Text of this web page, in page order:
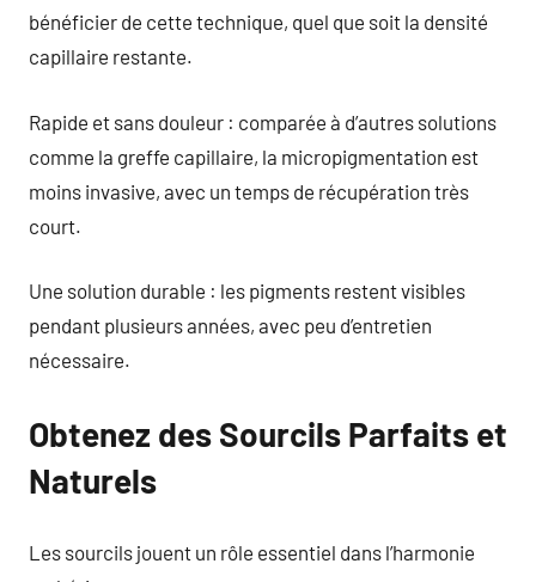
bénéficier de cette technique, quel que soit la densité
capillaire restante.
Rapide et sans douleur : comparée à d’autres solutions
comme la greffe capillaire, la micropigmentation est
moins invasive, avec un temps de récupération très
court.
Une solution durable : les pigments restent visibles
pendant plusieurs années, avec peu d’entretien
nécessaire.
Obtenez des Sourcils Parfaits et
Naturels
Les sourcils jouent un rôle essentiel dans l’harmonie